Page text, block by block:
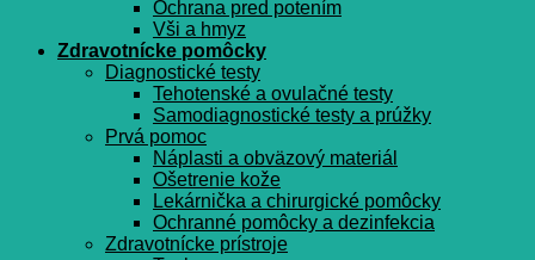
Ochrana pred potením
Vši a hmyz
Zdravotnícke pomôcky
Diagnostické testy
Tehotenské a ovulačné testy
Samodiagnostické testy a prúžky
Prvá pomoc
Náplasti a obväzový materiál
Ošetrenie kože
Lekárnička a chirurgické pomôcky
Ochranné pomôcky a dezinfekcia
Zdravotnícke prístroje